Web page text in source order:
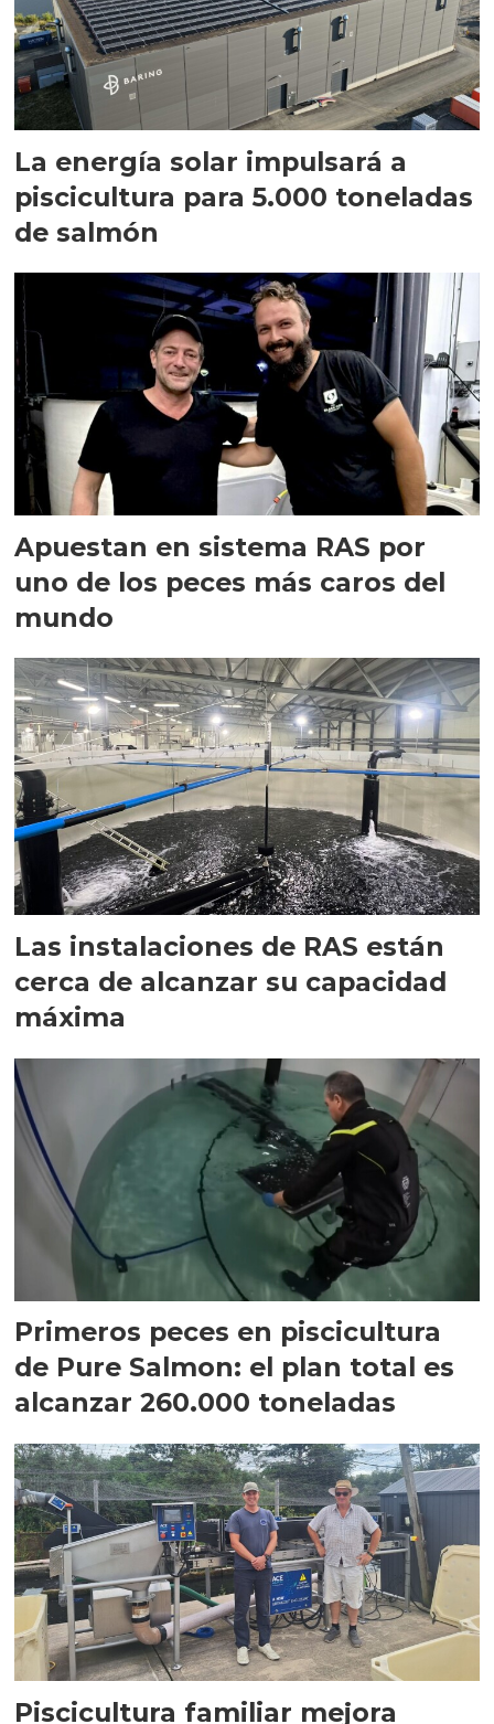
La energía solar impulsará a
piscicultura para 5.000 toneladas
de salmón
Apuestan en sistema RAS por
uno de los peces más caros del
mundo
Las instalaciones de RAS están
cerca de alcanzar su capacidad
máxima
Primeros peces en piscicultura
de Pure Salmon: el plan total es
alcanzar 260.000 toneladas
Piscicultura familiar mejora